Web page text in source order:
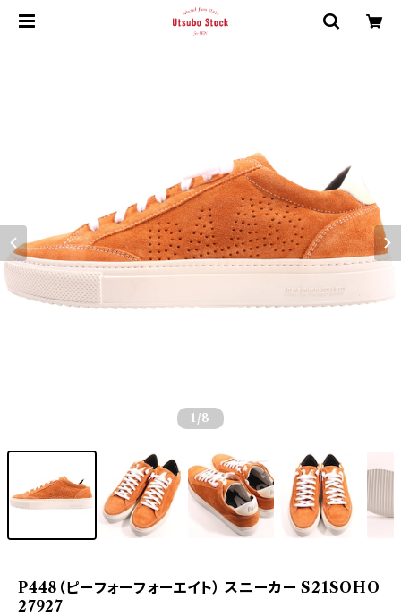
1 /8
P448（ピーフォーフォーエイト） スニーカー S21SOHO
27927